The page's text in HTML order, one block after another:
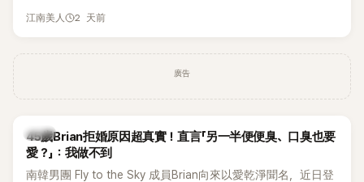
張近況照，讓大批粉絲又驚又喜。不過，比起照片本身，更引
江南美人 2 天前
廣告
韓星
45歲Brian拒婚原因超真實！直言「另一半便便臭、口臭也要
愛？」：我做不到
南韓男團 Fly to the Sky 成員Brian向來以愛乾淨聞名，近日登